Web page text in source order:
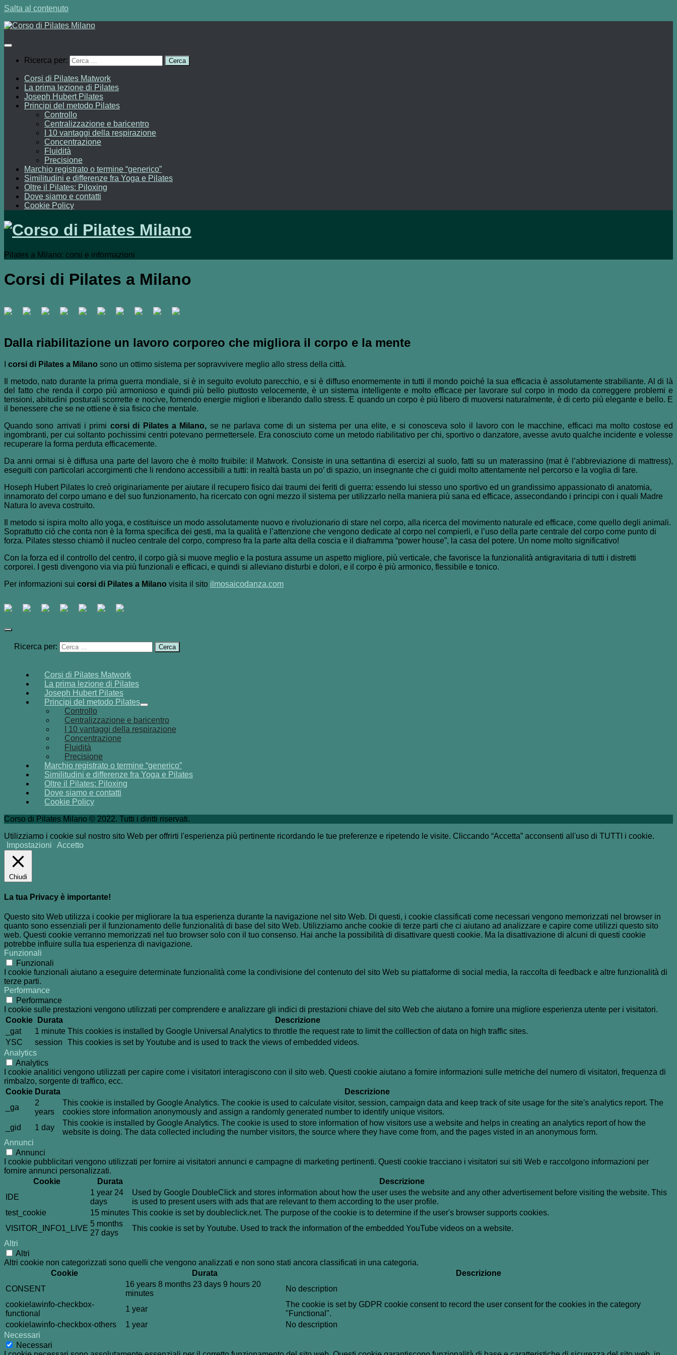
Salta al contenuto
Ricerca per:
Corsi di Pilates Matwork
La prima lezione di Pilates
Joseph Hubert Pilates
Principi del metodo Pilates
Controllo
Centralizzazione e baricentro
I 10 vantaggi della respirazione
Concentrazione
Fluidità
Precisione
Marchio registrato o termine “generico”
Similitudini e differenze fra Yoga e Pilates
Oltre il Pilates: Piloxing
Dove siamo e contatti
Cookie Policy
Pilates a Milano: corsi e informazioni
Corsi di Pilates a Milano
Dalla riabilitazione un lavoro corporeo che migliora il corpo e la mente
corsi di Pilates a Milano sono un ottimo sistema per sopravvivere meglio allo stress della città.
Il metodo, nato durante la prima guerra mondiale, si è in seguito evoluto parecchio, e si è diffuso enormemente in tutti il mondo poiché la sua efficacia è assolutamente strabiliante. Al di là
del fatto che renda il corpo più armonioso e quindi più bello piuttosto velocemente, è un sistema intelligente e molto efficace per lavorare sul corpo in modo da correggere problemi e
tensioni, abitudini posturali scorrette e nocive, fornendo energie migliori e liberando dallo stress. E quando un corpo è più libero di muoversi naturalmente, è di certo più elegante e bello. E
il benessere che se ne ottiene è sia fisico che mentale.
Quando sono arrivati i primi corsi di Pilates a Milano, se ne parlava come di un sistema per una elite, e si conosceva solo il lavoro con le macchine, efficaci ma molto costose ed
ingombranti, per cui soltanto pochissimi centri potevano permettersele. Era conosciuto come un metodo riabilitativo per chi, sportivo o danzatore, avesse avuto qualche incidente e volesse
recuperare la forma perduta efficacemente.
Da anni ormai si è diffusa una parte del lavoro che è molto fruibile: il Matwork. Consiste in una settantina di esercizi al suolo, fatti su un materassino (mat è l’abbreviazione di mattress),
eseguiti con particolari accorgimenti che li rendono accessibili a tutti: in realtà basta un po’ di spazio, un insegnante che ci guidi molto attentamente nel percorso e la voglia di fare.
Hoseph Hubert Pilates lo creò originariamente per aiutare il recupero fisico dai traumi dei feriti di guerra: essendo lui stesso uno sportivo ed un grandissimo appassionato di anatomia,
innamorato del corpo umano e del suo funzionamento, ha ricercato con ogni mezzo il sistema per utilizzarlo nella maniera più sana ed efficace, assecondando i principi con i quali Madre
Natura lo aveva costruito.
Il metodo si ispira molto allo yoga, e costituisce un modo assolutamente nuovo e rivoluzionario di stare nel corpo, alla ricerca del movimento naturale ed efficace, come quello degli animali.
Soprattutto ciò che conta non è la forma specifica dei gesti, ma la qualità e l’attenzione che vengono dedicate al corpo nel compierli, e l’uso della parte centrale del corpo come punto di
forza. Pilates stesso chiamò il nucleo centrale del corpo, compreso fra la parte alta della coscia e il diaframma “power house”, la casa del potere. Un nome molto significativo!
Con la forza ed il controllo del centro, il corpo già si muove meglio e la postura assume un aspetto migliore, più verticale, che favorisce la funzionalità antigravitaria di tutti i distretti
corporei. I gesti divengono via via più funzionali e efficaci, e quindi si alleviano disturbi e dolori, e il corpo è più armonico, flessibile e tonico.
Per informazioni sui corsi di Pilates a Milano visita il sito ilmosaicodanza.com
Ricerca per:
Corsi di Pilates Matwork
La prima lezione di Pilates
Joseph Hubert Pilates
Principi del metodo Pilates
Controllo
Centralizzazione e baricentro
I 10 vantaggi della respirazione
Concentrazione
Fluidità
Precisione
Marchio registrato o termine “generico”
Similitudini e differenze fra Yoga e Pilates
Oltre il Pilates: Piloxing
Dove siamo e contatti
Cookie Policy
Corso di Pilates Milano © 2022. Tutti i diritti riservati.
Utilizziamo i cookie sul nostro sito Web per offrirti l'esperienza più pertinente ricordando le tue preferenze e ripetendo le visite. Cliccando “Accetta” acconsenti all'uso di TUTTI i cookie.
Impostazioni
Accetto
Chiudi
La tua Privacy è importante!
Questo sito Web utilizza i cookie per migliorare la tua esperienza durante la navigazione nel sito Web. Di questi, i cookie classificati come necessari vengono memorizzati nel browser in
quanto sono essenziali per il funzionamento delle funzionalità di base del sito Web. Utilizziamo anche cookie di terze parti che ci aiutano ad analizzare e capire come utilizzi questo sito
web. Questi cookie verranno memorizzati nel tuo browser solo con il tuo consenso. Hai anche la possibilità di disattivare questi cookie. Ma la disattivazione di alcuni di questi cookie
potrebbe influire sulla tua esperienza di navigazione.
Funzionali
Funzionali
I cookie funzionali aiutano a eseguire determinate funzionalità come la condivisione del contenuto del sito Web su piattaforme di social media, la raccolta di feedback e altre funzionalità di
terze parti.
Performance
Performance
I cookie sulle prestazioni vengono utilizzati per comprendere e analizzare gli indici di prestazioni chiave del sito Web che aiutano a fornire una migliore esperienza utente per i visitatori.
Cookie
Durata
Descrizione
_gat
1 minute This cookies is installed by Google Universal Analytics to throttle the request rate to limit the colllection of data on high traffic sites.
YSC
session
This cookies is set by Youtube and is used to track the views of embedded videos.
Analytics
Analytics
I cookie analitici vengono utilizzati per capire come i visitatori interagiscono con il sito web. Questi cookie aiutano a fornire informazioni sulle metriche del numero di visitatori, frequenza di
rimbalzo, sorgente di traffico, ecc.
Cookie Durata
Descrizione
_ga
2
years
This cookie is installed by Google Analytics. The cookie is used to calculate visitor, session, campaign data and keep track of site usage for the site's analytics report. The
cookies store information anonymously and assign a randomly generated number to identify unique visitors.
_gid
1 day
This cookie is installed by Google Analytics. The cookie is used to store information of how visitors use a website and helps in creating an analytics report of how the
website is doing. The data collected including the number visitors, the source where they have come from, and the pages visted in an anonymous form.
Annunci
Annunci
I cookie pubblicitari vengono utilizzati per fornire ai visitatori annunci e campagne di marketing pertinenti. Questi cookie tracciano i visitatori sui siti Web e raccolgono informazioni per
fornire annunci personalizzati.
Cookie
Durata
Descrizione
IDE
1 year 24
days
Used by Google DoubleClick and stores information about how the user uses the website and any other advertisement before visiting the website. This
is used to present users with ads that are relevant to them according to the user profile.
test_cookie
15 minutes This cookie is set by doubleclick.net. The purpose of the cookie is to determine if the user's browser supports cookies.
VISITOR_INFO1_LIVE
5 months
27 days
This cookie is set by Youtube. Used to track the information of the embedded YouTube videos on a website.
Altri
Altri
Altri cookie non categorizzati sono quelli che vengono analizzati e non sono stati ancora classificati in una categoria.
Cookie
Durata
Descrizione
CONSENT
16 years 8 months 23 days 9 hours 20
minutes
No description
cookielawinfo-checkbox-
functional
1 year
The cookie is set by GDPR cookie consent to record the user consent for the cookies in the category
"Functional".
cookielawinfo-checkbox-others
1 year
No description
Necessari
Necessari